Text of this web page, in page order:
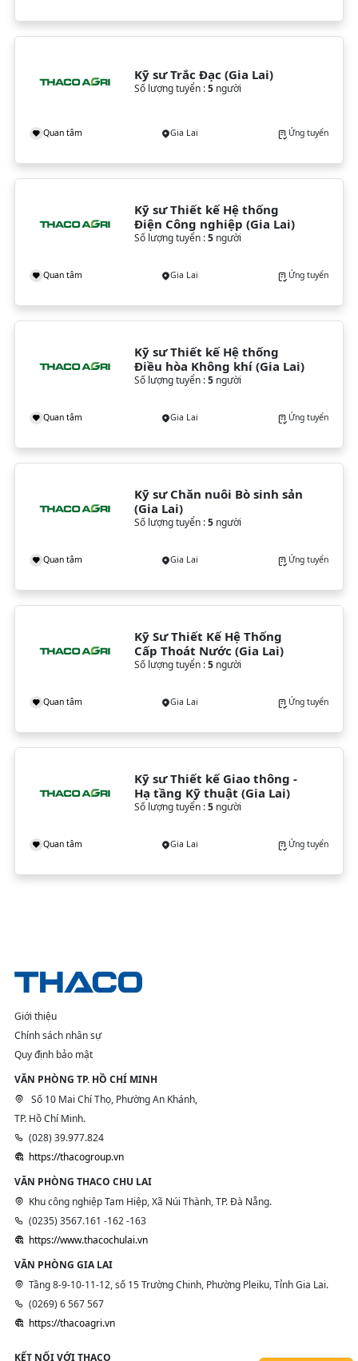
Kỹ sư Trắc Đạc (Gia Lai)
Số lượng tuyển :5người
Quan tâm Gia Lai Ứng tuyển
Kỹ sư Thiết kế Hệ thống
Điện Công nghiệp (Gia Lai)
Số lượng tuyển :5người
Quan tâm Gia Lai Ứng tuyển
Kỹ sư Thiết kế Hệ thống
Điều hòa Không khí (Gia Lai)
Số lượng tuyển :5người
Quan tâm Gia Lai Ứng tuyển
Kỹ sư Chăn nuôi Bò sinh sản
(Gia Lai)
Số lượng tuyển :5người
Quan tâm Gia Lai Ứng tuyển
Kỹ Sư Thiết Kế Hệ Thống
Cấp Thoát Nước (Gia Lai)
Số lượng tuyển :5người
Quan tâm Gia Lai Ứng tuyển
Kỹ sư Thiết kế Giao thông -
Hạ tầng Kỹ thuật (Gia Lai)
Số lượng tuyển :5người
Quan tâm Gia Lai Ứng tuyển
Giới thiệu
Chính sách nhân sự
Quy định bảo mật
VĂN PHÒNG TP. HỒ CHÍ MINH
Số 10 Mai Chí Thọ, Phường An Khánh,
TP. Hồ Chí Minh.
(028) 39.977.824
https://thacogroup.vn
VĂN PHÒNG THACO CHU LAI
Khu công nghiệp Tam Hiệp, Xã Núi Thành, TP. Đà Nẵng.
(0235) 3567.161 -162 -163
https://www.thacochulai.vn
VĂN PHÒNG GIA LAI
Tầng 8-9-10-11-12, số 15 Trường Chinh, Phường Pleiku, Tỉnh Gia Lai.
(0269) 6 567 567
https://thacoagri.vn
KẾT NỐI VỚI THACO